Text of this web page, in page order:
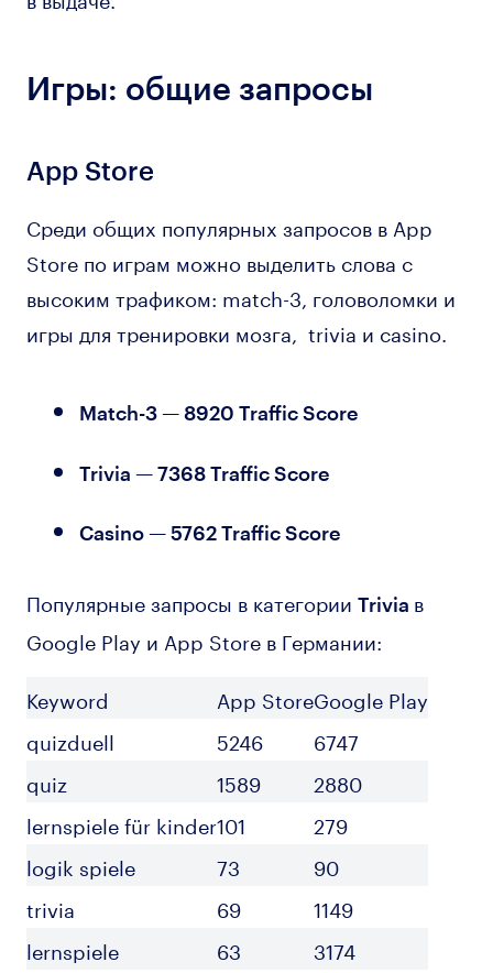
Игры: общие запросы
App Store
Среди общих популярных запросов в App
Store по играм можно выделить слова с
высоким трафиком: match-3, головоломки и
игры для тренировки мозга, trivia и casino.
Match-3 — 8920 Traffic Score
Trivia — 7368 Traffic Score
Casino — 5762 Traffic Score
Популярные запросы в категории Trivia в
Google Play и App Store в Германии:
Keyword
App StoreGoogle Play
quizduell
5246
6747
quiz
1589
2880
lernspiele für kinder101
279
logik spiele
73
90
trivia
69
1149
lernspiele
63
3174